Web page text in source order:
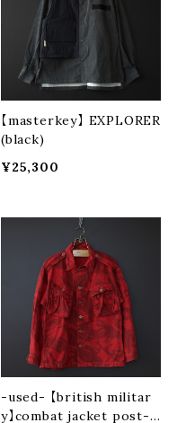
【masterkey】 EXPLORER
(black)
¥25,300
-used- 【british militar
y】combat jacket post-d